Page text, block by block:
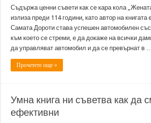
Съдържа ценни съвети как се кара кола
излиза преди 114 години, като автор на книгата
Самата Дороти става успешен автомобилен
към което се стреми, е да докаже на всички
да управляват автомобил и да се превърнат в
Прочетете още »
Умна книга ни съветва как да
ефективни